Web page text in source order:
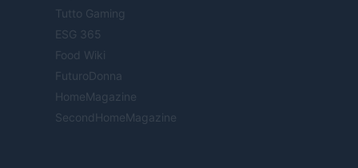
Tutto Gaming
ESG 365
Food Wiki
FuturoDonna
HomeMagazine
SecondHomeMagazine